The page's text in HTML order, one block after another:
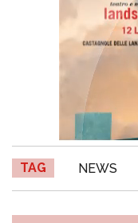
TAG NEWS